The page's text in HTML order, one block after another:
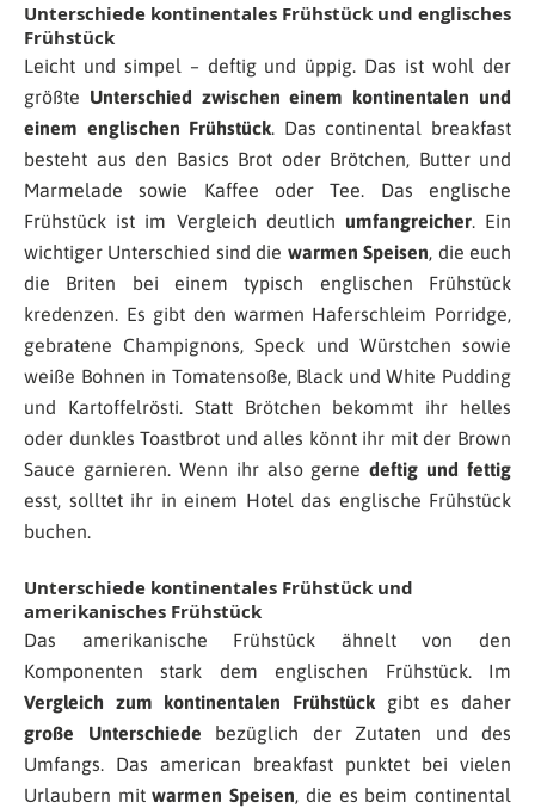
Unterschiede kontinentales Frühstück und englisches
Frühstück
Leicht und simpel – deftig und üppig. Das ist wohl der
größte Unterschied zwischen einem kontinentalen und
einem englischen Frühstück. Das continental breakfast
besteht aus den Basics Brot oder Brötchen, Butter und
Marmelade sowie Kaffee oder Tee. Das englische
Frühstück ist im Vergleich deutlich umfangreicher. Ein
wichtiger Unterschied sind die warmen Speisen, die euch
die Briten bei einem typisch englischen Frühstück
kredenzen. Es gibt den warmen Haferschleim Porridge,
gebratene Champignons, Speck und Würstchen sowie
weiße Bohnen in Tomatensoße, Black und White Pudding
und Kartoffelrösti. Statt Brötchen bekommt ihr helles
oder dunkles Toastbrot und alles könnt ihr mit der Brown
Sauce garnieren. Wenn ihr also gernedeftig und fettig
esst, solltet ihr in einem Hotel das englische Frühstück
buchen.
Unterschiede kontinentales Frühstück und
amerikanisches Frühstück
Das amerikanische Frühstück ähnelt von den
Komponenten stark dem englischen Frühstück. Im
Vergleich zum kontinentalen Frühstück gibt es daher
große Unterschiede bezüglich der Zutaten und des
Umfangs. Das american breakfast punktet bei vielen
Urlaubern mitwarmen Speisen, die es beim continental